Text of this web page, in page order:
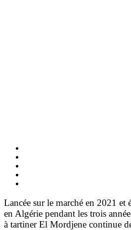
Lancée sur le marché en 2021 et
en Algérie pendant les trois
à tartiner El Mordjene continue